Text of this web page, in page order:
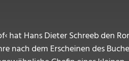
hat Hans Dieter Schreeb den
nach dem Erscheinen des